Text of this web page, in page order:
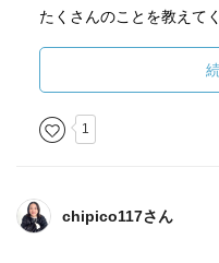
たくさんのことを教えて
しっかり仕事をされてい
その大学、私には入れま
「これからも池上さんと
珠玉の本でありました。
1
chipico117さん